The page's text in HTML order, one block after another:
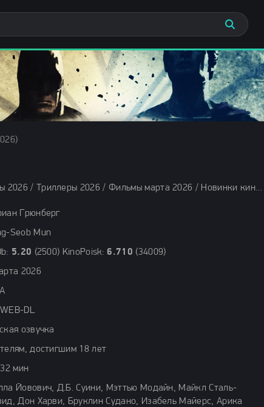
Фильмы 2026 / Боевики 2026 / Драмы 2026 / Детективы 2026 / Триллеры 2026 / Фильмы марта 2026 / Новинки кино 2026 / Последние фильмы 2026 / Зарубежные фильмы 2026 / Фильмы весны 2026 / Популярные фильмы / Смотреть фильмы онлайн
Грюнберг
Seob Mun
5.20 (2500) KinoPoisk: 6.710 (34009)
2026
DL
озвучка
достигшим 18 лет
мин
Йовович, Д.Б. Суини, Мэттью Модайн, Майкл Сталь-
Дон Харви, Бруклин Судано, Изабель Майерс, Арика